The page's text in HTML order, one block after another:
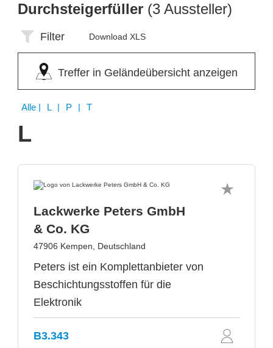
Durchsteigerfüller (3 Aussteller)
Filter Download XLS
Treffer in Geländeübersicht anzeigen
Alle | L | P | T
L
Lackwerke Peters GmbH
& Co. KG
47906 Kempen, Deutschland
Peters ist ein Komplettanbieter von
Beschichtungsstoffen für die
Elektronik
B3.343